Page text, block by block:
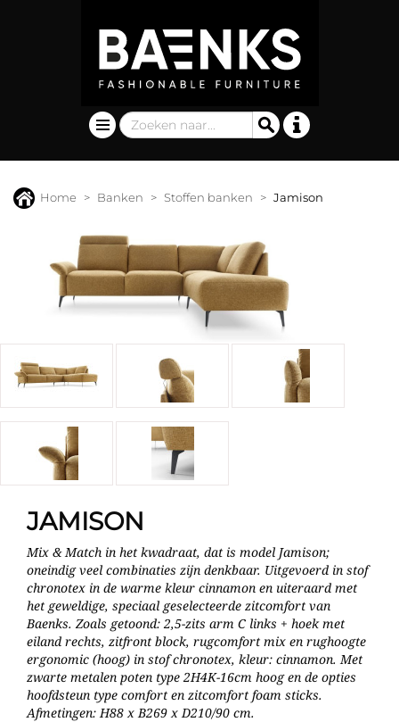
Home Banken Stoffen banken Jamison
JAMISON
Mix & Match in het kwadraat, dat is model Jamison;
oneindig veel combinaties zijn denkbaar. Uitgevoerd in stof
chronotex in de warme kleur cinnamon en uiteraard met
het geweldige, speciaal geselecteerde zitcomfort van
Baenks. Zoals getoond: 2,5-zits arm C links + hoek met
eiland rechts, zitfront block, rugcomfort mix en rughoogte
ergonomic (hoog) in stof chronotex, kleur: cinnamon. Met
zwarte metalen poten type 2H4K-16cm hoog en de opties
hoofdsteun type comfort en zitcomfort foam sticks.
Afmetingen: H88 x B269 x D210/90 cm.